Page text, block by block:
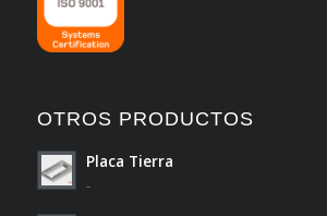
OTROS PRODUCTOS
Placa Tierra
-